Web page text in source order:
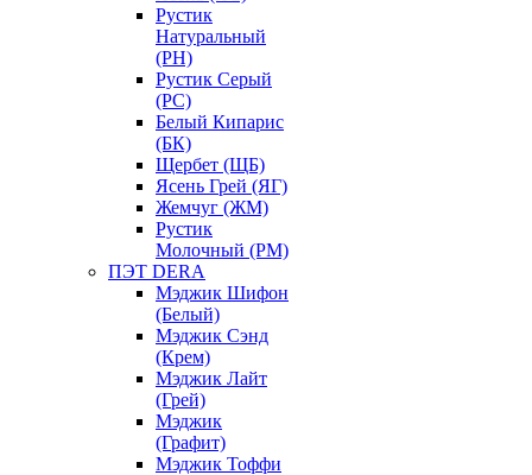
Рустик
Натуральный
(РН)
Рустик Серый
(РС)
Белый Кипарис
(БК)
Щербет (ЩБ)
Ясень Грей (ЯГ)
Жемчуг (ЖМ)
Рустик
Молочный (РМ)
ПЭТ DERA
Мэджик Шифон
(Белый)
Мэджик Сэнд
(Крем)
Мэджик Лайт
(Грей)
Мэджик
(Графит)
Мэджик Тоффи